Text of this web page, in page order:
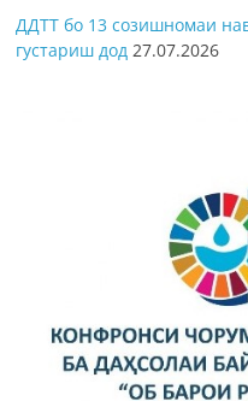
ДДТТ бо 13 созишномаи
густариш дод 27.07.2026